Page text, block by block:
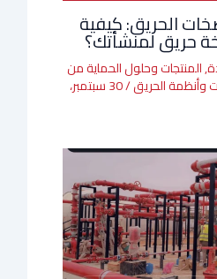
الحريق: كيفية
حريق لمنشأتك؟
,المنتجات وحلول الحماية من
وأنظمة الحريق/ 30 سبتمبر،